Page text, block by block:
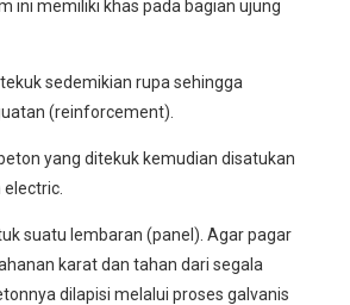
ini memiliki khas pada bagian ujung
sedemikian rupa sehingga
(reinforcement).
yang ditekuk kemudian disatukan
suatu lembaran (panel). Agar pagar
karat dan tahan dari segala
dilapisi melalui proses galvanis